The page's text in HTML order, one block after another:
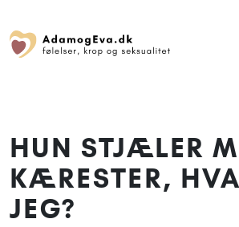
HUN STJÆLER
KÆRESTER,
JEG?